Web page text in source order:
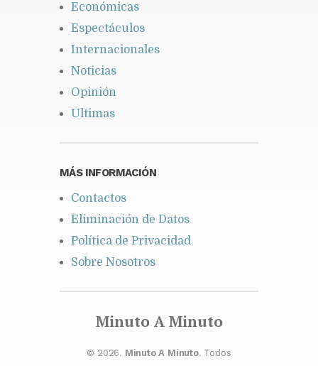
Económicas
Espectáculos
Internacionales
Noticias
Opinión
Ultimas
MÁS INFORMACIÓN
Contactos
Eliminación de Datos
Política de Privacidad
Sobre Nosotros
Minuto A Minuto
© 2026. Minuto A Minuto. Todos